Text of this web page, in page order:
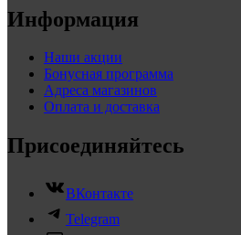
Информация
Наши акции
Бонусная программа
Адреса магазинов
Оплата и доставка
Присоединяйтесь
ВКонтакте
Telegram